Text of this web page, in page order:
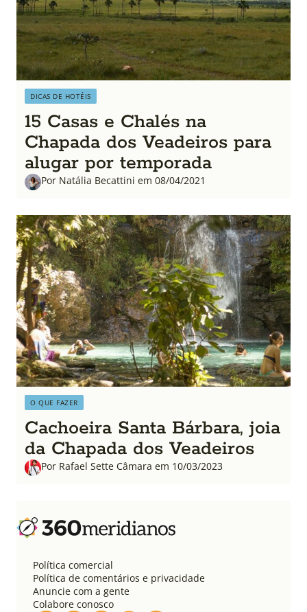
DICAS DE HOTÉIS
15 Casas e Chalés na
Chapada dos Veadeiros para
alugar por temporada
Por Natália Becattini em 08/04/2021
O QUE FAZER
Cachoeira Santa Bárbara, joia
da Chapada dos Veadeiros
Por Rafael Sette Câmara em 10/03/2023
Política comercial
Política de comentários e privacidade
Anuncie com a gente
Colabore conosco